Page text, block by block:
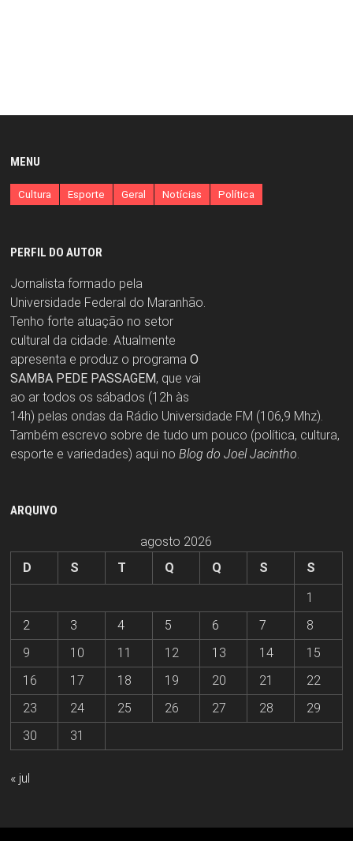
MENU
Cultura Esporte Geral Notícias Política
PERFIL DO AUTOR
Jornalista formado pela
Universidade Federal do Maranhão.
Tenho forte atuação no setor
cultural da cidade. Atualmente
apresenta e produz o programa O
SAMBA PEDE PASSAGEM, que vai
ao ar todos os sábados (12h às
14h) pelas ondas da Rádio Universidade FM (106,9 Mhz).
Também escrevo sobre de tudo um pouco (política, cultura,
esporte e variedades) aqui no Blog do Joel Jacintho.
ARQUIVO
agosto 2026
D
S T Q Q S
S
1
2
3 4 5 6 7
8
9
10 11 12 13 14
15
16
17 18 19 20 21
22
23
24 25 26 27 28
29
30
31
« jul